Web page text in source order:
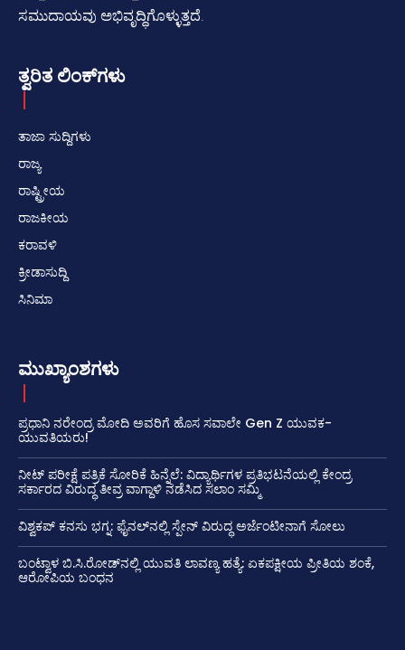
ಸಮುದಾಯವು ಅಭಿವೃದ್ಧಿಗೊಳ್ಳುತ್ತದೆ.
ತ್ವರಿತ ಲಿಂಕ್‌ಗಳು
ತಾಜಾ ಸುದ್ದಿಗಳು
ರಾಜ್ಯ
ರಾಷ್ಟ್ರೀಯ
ರಾಜಕೀಯ
ಕರಾವಳಿ
ಕ್ರೀಡಾಸುದ್ದಿ
ಸಿನಿಮಾ
ಮುಖ್ಯಾಂಶಗಳು
ಪ್ರಧಾನಿ ನರೇಂದ್ರ ಮೋದಿ ಅವರಿಗೆ ಹೊಸ ಸವಾಲೇ Gen Z ಯುವಕ-
ಯುವತಿಯರು!
ನೀಟ್ ಪರೀಕ್ಷೆ ಪತ್ರಿಕೆ ಸೋರಿಕೆ ಹಿನ್ನೆಲೆ: ವಿದ್ಯಾರ್ಥಿಗಳ ಪ್ರತಿಭಟನೆಯಲ್ಲಿ ಕೇಂದ್ರ
ಸರ್ಕಾರದ ವಿರುದ್ಧ ತೀವ್ರ ವಾಗ್ದಾಳಿ ನಡೆಸಿದ ಸಲಾಂ ಸಮ್ಮಿ
ವಿಶ್ವಕಪ್ ಕನಸು ಭಗ್ನ: ಫೈನಲ್‌ನಲ್ಲಿ ಸ್ಪೇನ್ ವಿರುದ್ಧ ಅರ್ಜೆಂಟೀನಾಗೆ ಸೋಲು
ಬಂಟ್ವಾಳ ಬಿ.ಸಿ.ರೋಡ್‌ನಲ್ಲಿ ಯುವತಿ ಲಾವಣ್ಯ ಹತ್ಯೆ: ಏಕಪಕ್ಷೀಯ ಪ್ರೀತಿಯ ಶಂಕೆ,
ಆರೋಪಿಯ ಬಂಧನ